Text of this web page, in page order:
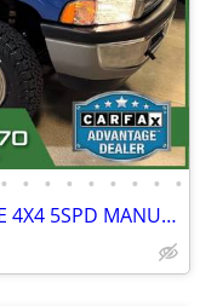
• • • • • • • • •
1996 DODGE RAM 3500 SLT LARAMIE 4X4 5SPD MANUAL 5.9L CUMMINS DIESEL